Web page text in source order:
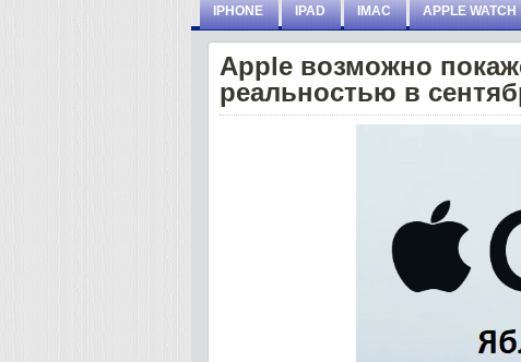
IPHONE IPAD IMAC APPLE WATCH
Apple возможно
реальностью в